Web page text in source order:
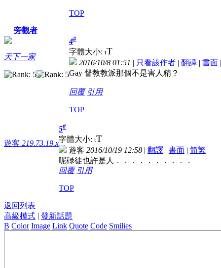
TOP
旁觀者
天下一家
4#
字體大小: tT
2016/10/8 01:51 | 只看該作者 | 翻譯 | 書面
Gay 督教教派那個不是害人精？
回覆 引用
TOP
遊客 219.73.19.x
5#
字體大小: tT
遊客 2016/10/19 12:58 | 翻譯 | 書面 | 简繁
呢碌徒也許是人．．．．．．．．．．
回覆 引用
TOP
返回列表
高級模式 | 發新話題
B Color Image Link Quote Code Smilies